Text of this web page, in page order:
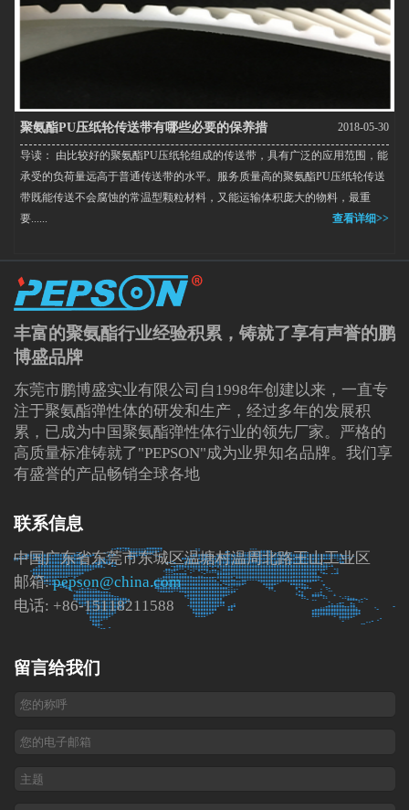
聚氨酯PU压纸轮传送带有哪些必要的保养措
施？
2018-05-30
导读： 由比较好的聚氨酯PU压纸轮组成的传送带，具有广泛的应用范围，能
承受的负荷量远高于普通传送带的水平。服务质量高的聚氨酯PU压纸轮传送
带既能传送不会腐蚀的常温型颗粒材料，又能运输体积庞大的物料，最重
要......
查看详细>>
丰富的聚氨酯行业经验积累，铸就了享有声誉的鹏
博盛品牌
东莞市鹏博盛实业有限公司自1998年创建以来，一直专
注于聚氨酯弹性体的研发和生产，经过多年的发展积
累，已成为中国聚氨酯弹性体行业的领先厂家。严格的
高质量标准铸就了"PEPSON"成为业界知名品牌。我们享
有盛誉的产品畅销全球各地
联系信息
中国广东省东莞市东城区温塘村温周北路王山工业区
邮箱:pepson@china.com
电话: +86-15118211588
留言给我们